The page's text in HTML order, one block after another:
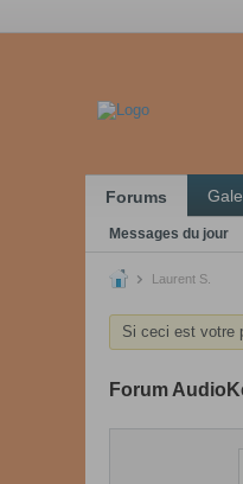
Forums
Messages du jour
Laurent S.
Si ceci est votre
Forum